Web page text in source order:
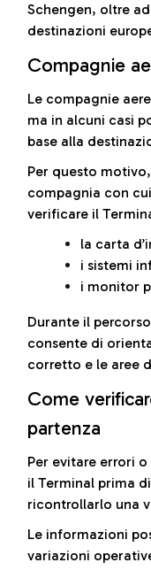
Schengen, oltre
destinazioni
Compagnie
Le compagnie
ma in alcuni casi
base alla
Per questo
compagnia con
verificare il
la carta
i sistemi
i monitor
Durante il
consente di
corretto e le aree
Come
partenza
Per evitare errori
il Terminal prima
ricontrollarlo una
Le informazioni
variazioni